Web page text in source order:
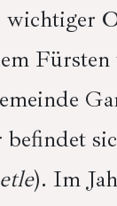
wichtiger
Fürsten
). Im